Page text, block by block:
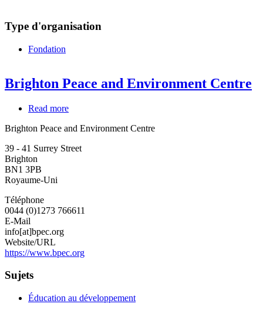
Type d'organisation
Fondation
Brighton Peace and Environment Centre
Read more
Peace
Environment
Brighton Peace and Environment Centre
39 - 41 Surrey Street
Brighton
BN1 3PB
Royaume-Uni
Téléphone
0044 (0)1273 766611
E-Mail
info[at]bpec.org
Website/URL
https://www.bpec.org
Sujets
Éducation au développement